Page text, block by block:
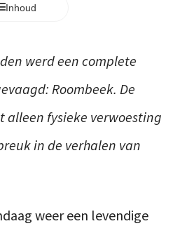
Inhoud
werd een complete
Roombeek. De
fysieke verwoesting
in de verhalen van
weer een levendige